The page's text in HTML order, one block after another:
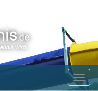
Menü